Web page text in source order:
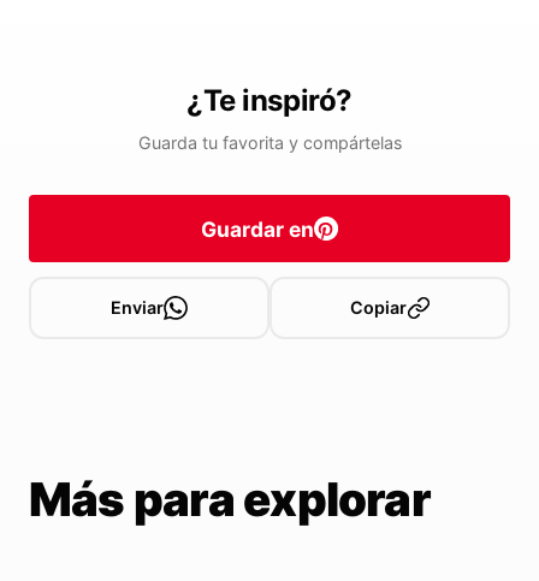
¿Te inspiró?
Guarda tu favorita y compártelas
Guardar en
Enviar Copiar
Más para explorar